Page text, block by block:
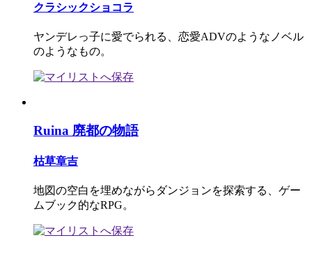
クラシックショコラ
ヤンデレっ子に愛でられる、恋愛ADVのようなノベル
のようなもの。
Ruina 廃都の物語
枯草章吉
地図の空白を埋めながらダンジョンを探索する、ゲー
ムブック的なRPG。